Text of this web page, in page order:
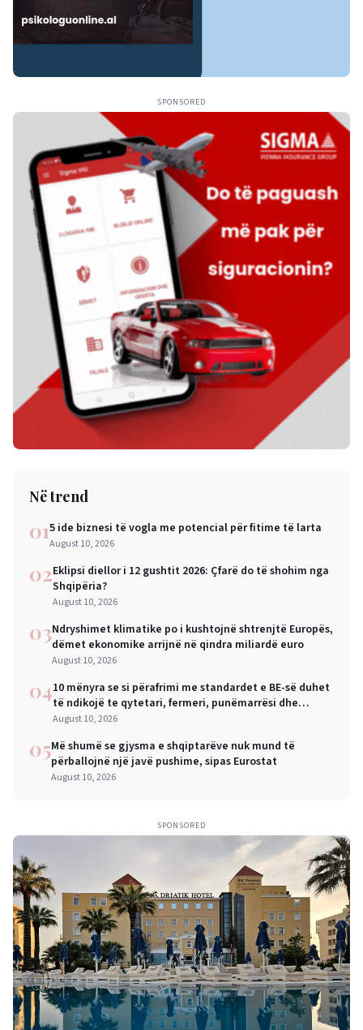
SPONSORED
Në trend
015 ide biznesi të vogla me potencial për fitime të larta
August 10, 2026
02Eklipsi diellor i 12 gushtit 2026: Çfarë do të shohim nga
Shqipëria?
August 10, 2026
03Ndryshimet klimatike po i kushtojnë shtrenjtë Europës,
dëmet ekonomike arrijnë në qindra miliardë euro
August 10, 2026
0410 mënyra se si përafrimi me standardet e BE-së duhet
të ndikojë te qytetari, fermeri, punëmarrësi dhe
biznesi i vogël
August 10, 2026
05Më shumë se gjysma e shqiptarëve nuk mund të
përballojnë një javë pushime, sipas Eurostat
August 10, 2026
SPONSORED